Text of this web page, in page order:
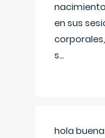
en sus
s...
hola